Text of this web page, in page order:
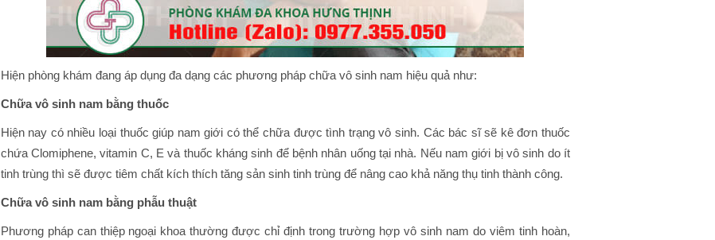
Hiện phòng khám đang áp dụng đa dạng các phương pháp chữa vô sinh nam hiệu quả như:
Chữa vô sinh nam bằng thuốc
Hiện nay có nhiều loại thuốc giúp nam giới có thể chữa được tình trạng vô sinh. Các bác sĩ sẽ kê đơn thuốc
chứa Clomiphene, vitamin C, E và thuốc kháng sinh để bệnh nhân uống tại nhà. Nếu nam giới bị vô sinh do ít
tinh trùng thì sẽ được tiêm chất kích thích tăng sản sinh tinh trùng để nâng cao khả năng thụ tinh thành công.
Chữa vô sinh nam bằng phẫu thuật
Phương pháp can thiệp ngoại khoa thường được chỉ định trong trường hợp vô sinh nam do viêm tinh hoàn,